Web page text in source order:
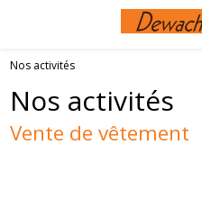
Nos activités
Nos activités
Vente de vêtement
Panneau de gestion des cookies